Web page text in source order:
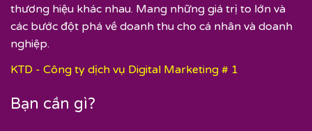
thương hiệu khác nhau. Mang những giá trị to lớn và
các bước đột phá về doanh thu cho cá nhân và doanh
nghiệp.
KTD - Công ty dịch vụ Digital Marketing # 1
Bạn cần gì?